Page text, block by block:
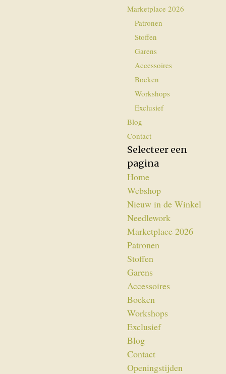
Marketplace 2026
Patronen
Stoffen
Garens
Accessoires
Boeken
Workshops
Exclusief
Blog
Contact
Selecteer een
pagina
Home
Webshop
Nieuw in de Winkel
Needlework
Marketplace 2026
Patronen
Stoffen
Garens
Accessoires
Boeken
Workshops
Exclusief
Blog
Contact
Openingstijden